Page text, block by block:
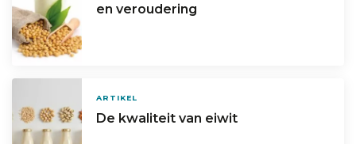
en veroudering
ARTIKEL
De kwaliteit van eiwit